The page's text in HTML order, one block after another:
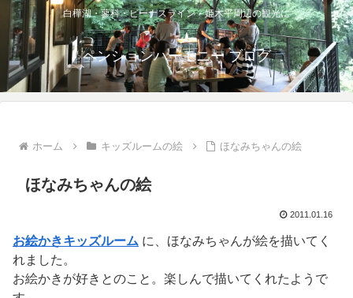
白樺湖・蓼科・ビーナスライン・姫木平周辺の観光に
ペンションハーモニー ブログ
ホーム キッズルームの絵 ほなみちゃんの絵
ほなみちゃんの絵
2011.01.16
お絵かきキッズルーム に、ほなみちゃんが絵を描いてく
れました。
お絵かきが好きとのこと。楽しんで描いてくれたようで